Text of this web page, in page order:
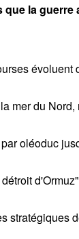
la guerre
évoluent
mer du Nord,
oléoduc
stratégiques